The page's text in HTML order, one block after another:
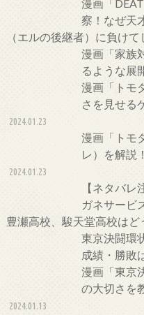
漫画「
察！なぜ天
（エルの後継者）に負け
漫画「家族
るような展
漫画「トモ
さを見せる
2024.01.23
漫画「トモ
レ）を解説
2024.01.23
【ネタバ
ガネサービ
豊瀬高校、駿天堂高校はど
東京決闘環
成績・勝敗
漫画「東京
の大切さを
2024.01.13